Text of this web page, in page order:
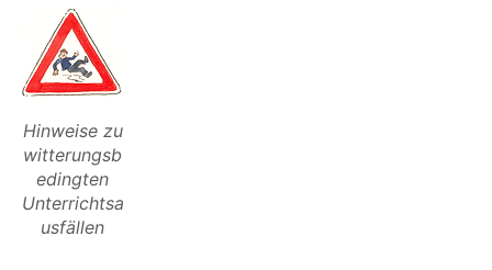
Hinweise zu
witterungsb
edingten
Unterrichtsa
usfällen